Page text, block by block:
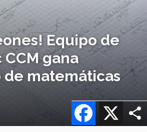
Equipo de
CCM gana
de matemáticas
X
Facebook